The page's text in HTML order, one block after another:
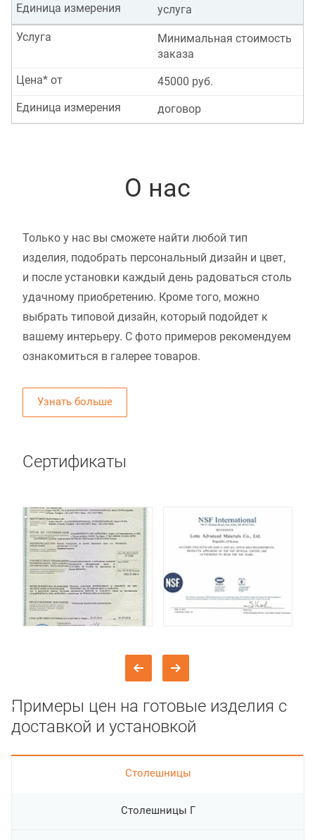
услуга
Единица измерения
Минимальная стоимость
заказа
Услуга
45000 руб.
Цена* от
договор
Единица измерения
О нас
Только у нас вы сможете найти любой тип
изделия, подобрать персональный дизайн и цвет,
и после установки каждый день радоваться столь
удачному приобретению. Кроме того, можно
выбрать типовой дизайн, который подойдет к
вашему интерьеру. С фото примеров рекомендуем
ознакомиться в галерее товаров.
Узнать больше
Сертификаты
Примеры цен на готовые изделия с
доставкой и установкой
Cтолешницы
Столешницы Г